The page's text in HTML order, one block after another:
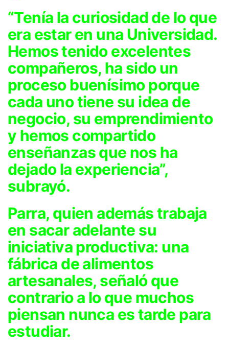
“Tenía la curiosidad de lo que
era estar en una Universidad.
Hemos tenido excelentes
compañeros, ha sido un
proceso buenísimo porque
cada uno tiene su idea de
negocio, su emprendimiento
y hemos compartido
enseñanzas que nos ha
dejado la experiencia”,
subrayó.
Parra, quien además trabaja
en sacar adelante su
iniciativa productiva: una
fábrica de alimentos
artesanales, señaló que
contrario a lo que muchos
piensan nunca es tarde para
estudiar.